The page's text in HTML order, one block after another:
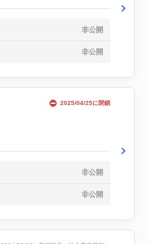
非公開
非公開
2025/04/25に閉鎖
非公開
非公開